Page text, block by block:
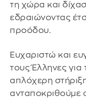
τη χώρα και
εδραιώνοντας
προόδου.
Ευχαριστώ και
τους Έλληνες για
απλόχερη
ανταποκριθούμε